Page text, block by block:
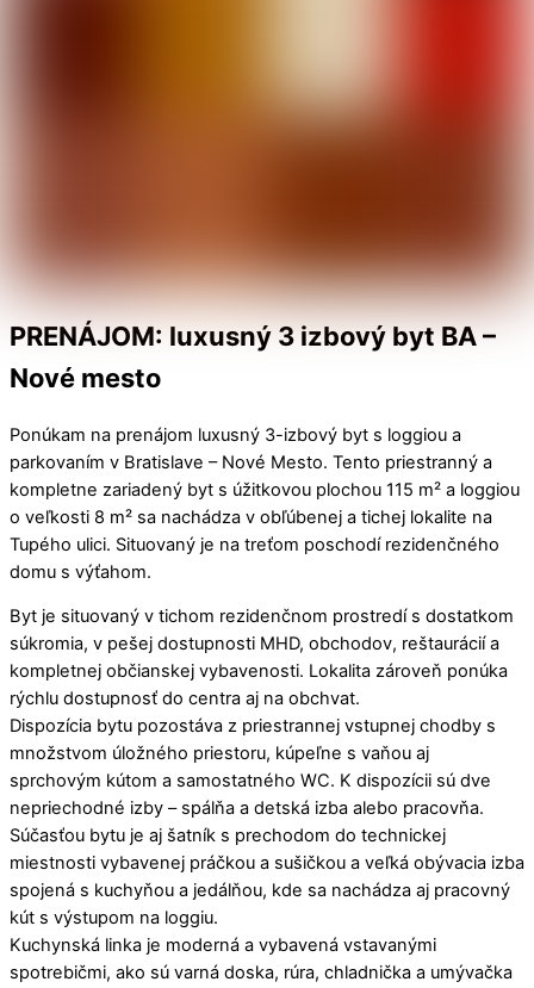
PRENÁJOM: luxusný 3 izbový byt BA –
Nové mesto
Ponúkam na prenájom luxusný 3-izbový byt s loggiou a
parkovaním v Bratislave – Nové Mesto. Tento priestranný a
kompletne zariadený byt s úžitkovou plochou 115 m² a loggiou
o veľkosti 8 m² sa nachádza v obľúbenej a tichej lokalite na
Tupého ulici. Situovaný je na treťom poschodí rezidenčného
domu s výťahom.
Byt je situovaný v tichom rezidenčnom prostredí s dostatkom
súkromia, v pešej dostupnosti MHD, obchodov, reštaurácií a
kompletnej občianskej vybavenosti. Lokalita zároveň ponúka
rýchlu dostupnosť do centra aj na obchvat.
Dispozícia bytu pozostáva z priestrannej vstupnej chodby s
množstvom úložného priestoru, kúpeľne s vaňou aj
sprchovým kútom a samostatného WC. K dispozícii sú dve
nepriechodné izby – spálňa a detská izba alebo pracovňa.
Súčasťou bytu je aj šatník s prechodom do technickej
miestnosti vybavenej práčkou a sušičkou a veľká obývacia izba
spojená s kuchyňou a jedálňou, kde sa nachádza aj pracovný
kút s výstupom na loggiu.
Kuchynská linka je moderná a vybavená vstavanými
spotrebičmi, ako sú varná doska, rúra, chladnička a umývačka